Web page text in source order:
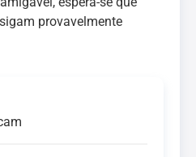
provavelmente